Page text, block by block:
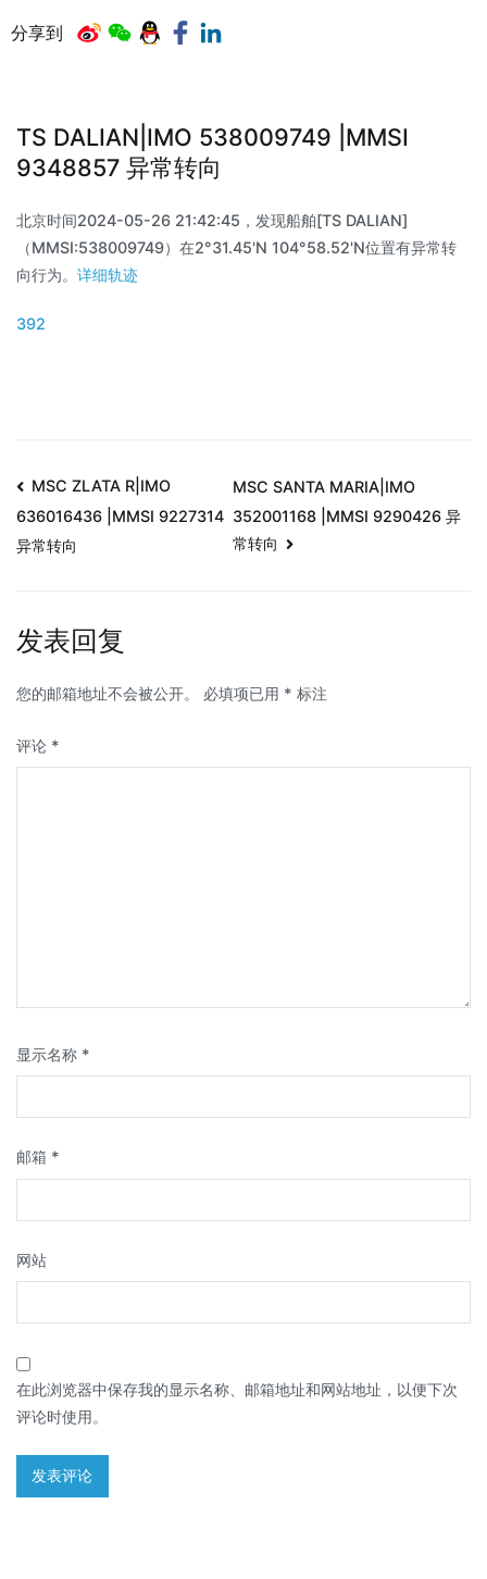
分享到
TS DALIAN|IMO 538009749 |MMSI
9348857 异常转向
北京时间2024-05-26 21:42:45，发现船舶[TS DALIAN]
（MMSI:538009749）在2°31.45'N 104°58.52'N位置有异常转
向行为。 详细轨迹
392
MSC ZLATA R|IMO
636016436 |MMSI 9227314
异常转向
MSC SANTA MARIA|IMO
352001168 |MMSI 9290426 异
常转向
发表回复
您的邮箱地址不会被公开。 必填项已用 * 标注
评论 *
显示名称 *
邮箱 *
网站
在此浏览器中保存我的显示名称、邮箱地址和网站地址，以便下次
评论时使用。